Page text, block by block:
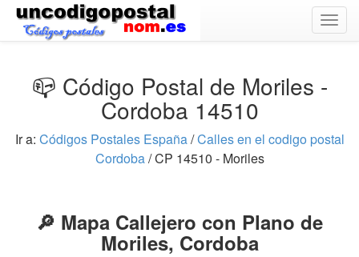
📪 Código Postal de Moriles -
Cordoba 14510
Ir a: Códigos Postales España/Calles en el codigo postal
Cordoba/ CP 14510 - Moriles
🔎 Mapa Callejero con Plano de
Moriles, Cordoba